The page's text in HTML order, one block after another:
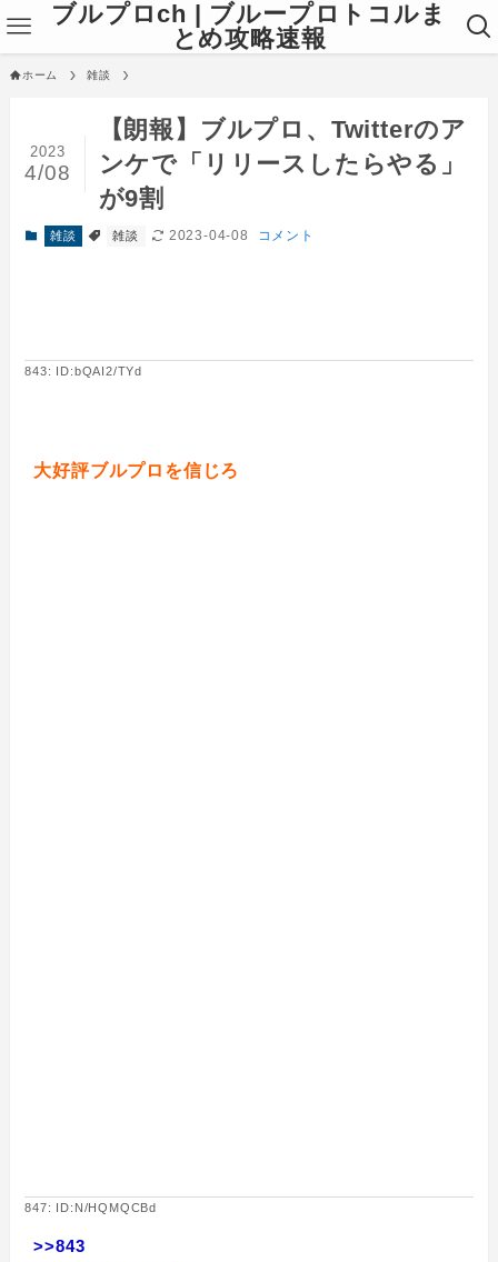
ブルプロch | ブループロトコルま
とめ攻略速報
ホーム 雑談
【朗報】ブルプロ、Twitterのア
ンケで「リリースしたらやる」
が9割
2023
4/08
雑談 雑談 2023-04-08 コメント
843: ID:bQAI2/TYd
大好評ブルプロを信じろ
847: ID:N/HQMQCBd
>>843